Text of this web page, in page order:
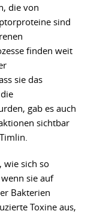
die von
sind
finden weit
sie das
gab es auch
sichtbar
wie sich so
sie auf
Bakterien
Toxine aus,